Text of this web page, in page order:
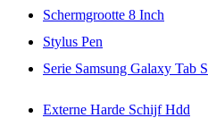
Schermgrootte 8 Inch
Stylus Pen
Serie Samsung Galaxy Tab S
Externe Harde Schijf Hdd